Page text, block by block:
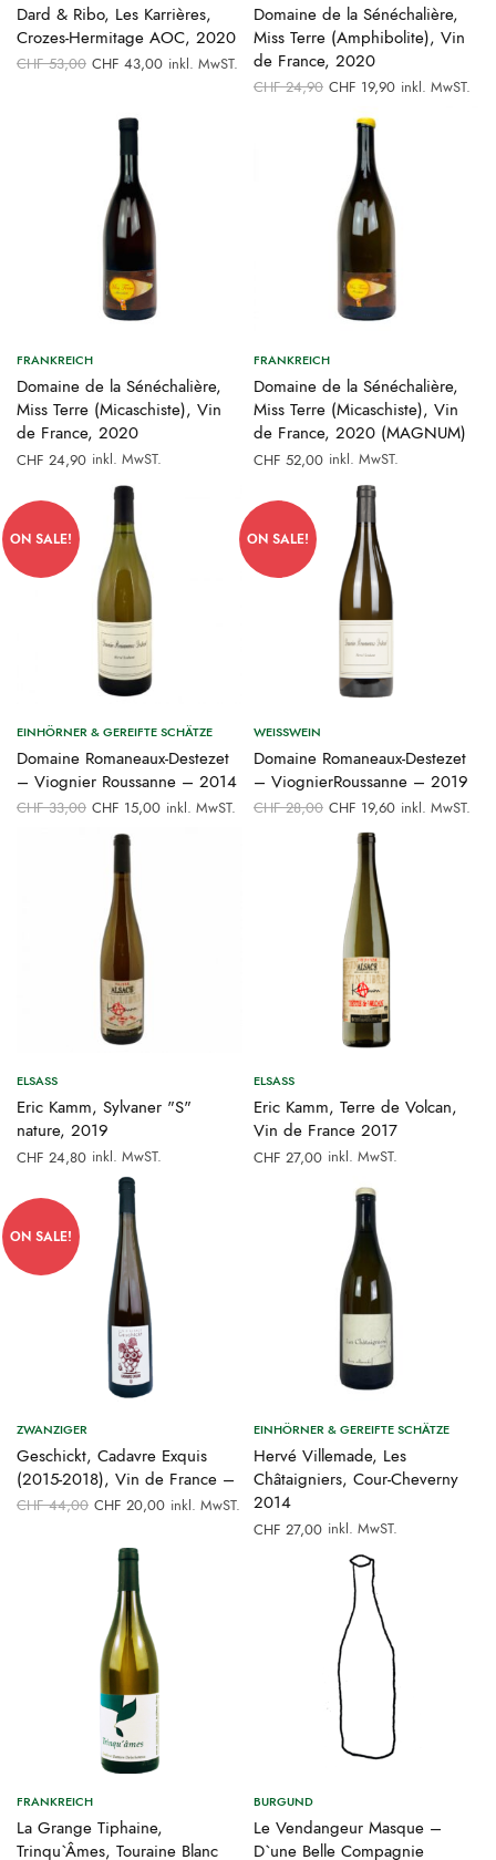
Dard & Ribo, Les Karrières,
Crozes-Hermitage AOC, 2020
CHF53,00 Ursprünglicher
Preis war:
CHF 43,00Aktueller
inkl. MwST.
Domaine de la Sénéchalière,
Miss Terre (Amphibolite), Vin
de France, 2020
CHF24,90 Ursprünglicher
Preis war:
CHF 24,90
CHF 19,90Aktueller
inkl. MwST.
FRANKREICH
Domaine de la Sénéchalière,
Miss Terre (Micaschiste), Vin
de France, 2020
CHF 24,90 inkl. MwST.
FRANKREICH
Domaine de la Sénéchalière,
Miss Terre (Micaschiste), Vin
de France, 2020 (MAGNUM)
CHF 52,00 inkl. MwST.
ON SALE!
EINHÖRNER & GEREIFTE SCHÄTZE
Domaine Romaneaux-Destezet
– Viognier Roussanne – 2014
CHF33,00 Ursprünglicher
Preis war:
CHF 33,00
CHF 15,00Aktueller
inkl. MwST.
ON SALE!
WEISSWEIN
Domaine Romaneaux-Destezet
– ViognierRoussanne – 2019
CHF28,00 Ursprünglicher
Preis war:
CHF 28,00
CHF 19,60Aktueller
inkl. MwST.
ELSASS
Eric Kamm, Sylvaner "S"
nature, 2019
CHF 24,80 inkl. MwST.
ELSASS
Eric Kamm, Terre de Volcan,
Vin de France 2017
CHF 27,00 inkl. MwST.
ON SALE!
ZWANZIGER
Geschickt, Cadavre Exquis
(2015-2018), Vin de France –
CHF44,00 Ursprünglicher
Preis war:
CHF 20,00Aktueller
CHF 20,00.
inkl. MwST.
EINHÖRNER & GEREIFTE SCHÄTZE
Hervé Villemade, Les
Châtaigniers, Cour-Cheverny
2014
CHF 27,00 inkl. MwST.
FRANKREICH
La Grange Tiphaine,
Trinqu`Âmes, Touraine Blanc
BURGUND
Le Vendangeur Masque –
D`une Belle Compagnie